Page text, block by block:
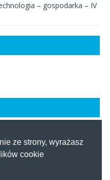
– gospodarka – IV
ze strony, wyrażasz
cookie